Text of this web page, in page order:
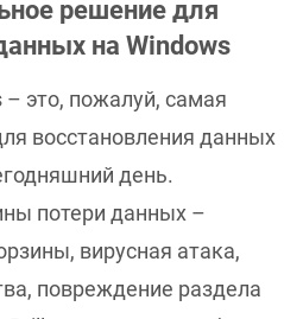
решение для
на Windows
– это, пожалуй, самая
восстановления данных
день.
потери данных –
вирусная атака,
повреждение раздела